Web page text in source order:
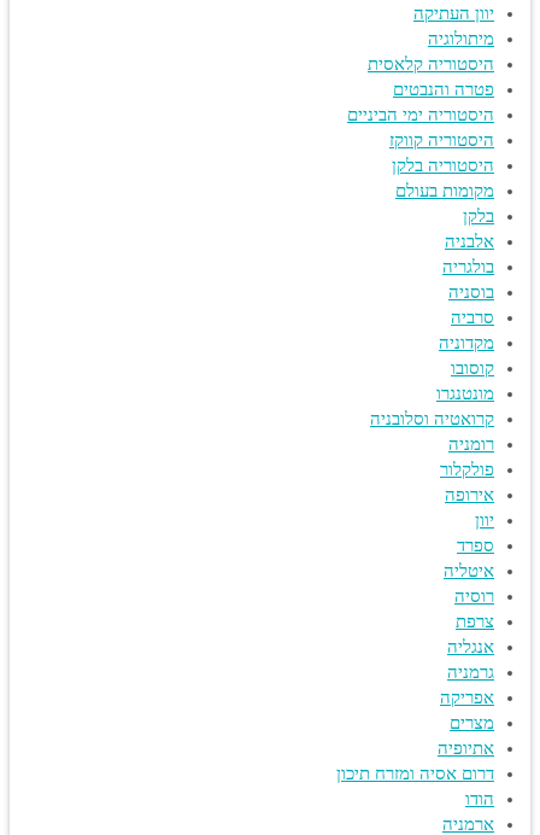
יוון העתיקה
מיתולוגיה
היסטוריה קלאסית
פטרה והנבטים
היסטוריה ימי הביניים
היסטוריה קווקז
היסטוריה בלקן
מקומות בעולם
בלקן
אלבניה
בולגריה
בוסניה
סרביה
מקדוניה
קוסובו
מונטנגרו
קרואטיה וסלובניה
רומניה
פולקלור
אירופה
יוון
ספרד
איטליה
רוסיה
צרפת
אנגליה
גרמניה
אפריקה
מצרים
אתיופיה
דרום אסיה ומזרח תיכון
הודו
ארמניה